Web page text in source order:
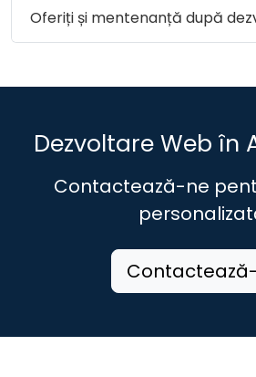
Oferiți și mentenanță după
Dezvoltare Web în
Contactează-ne